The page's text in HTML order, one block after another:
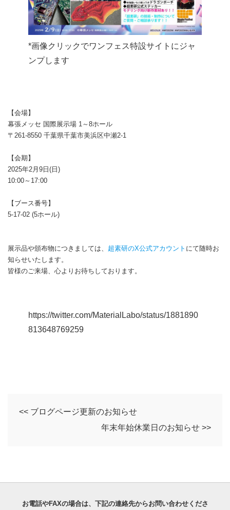
*画像クリックでワンフェス特設サイトにジャ
ンプします
【会場】
幕張メッセ 国際展示場 1～8ホール
〒261-8550 千葉県千葉市美浜区中瀬2-1
【会期】
2025年2月9日(日)
10:00～17:00
【ブース番号】
5-17-02 (5ホール)
展示品や頒布物につきましては、 超素研のX公式アカウント にて随時お
知らせいたします。
皆様のご来場、心よりお待ちしております。
https://twitter.com/MaterialLabo/status/1881890
813648769259
<< ブログページ更新のお知らせ
年末年始休業日のお知らせ >>
お電話やFAXの場合は、下記の連絡先からお問い合わせくださ